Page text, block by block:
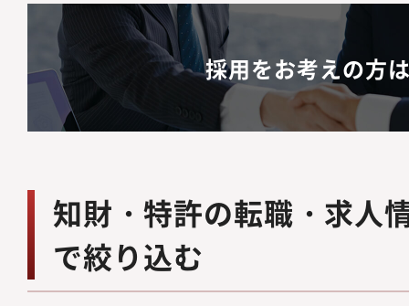
採用をお考えの方
知財・特許の転職・求人
で絞り込む